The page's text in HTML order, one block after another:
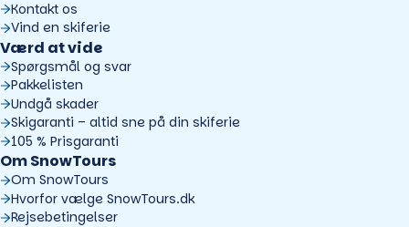
Kontakt os
Vind en skiferie
Værd at vide
Spørgsmål og svar
Pakkelisten
Undgå skader
Skigaranti – altid sne på din skiferie
105 % Prisgaranti
Om SnowTours
Om SnowTours
Hvorfor vælge SnowTours.dk
Rejsebetingelser